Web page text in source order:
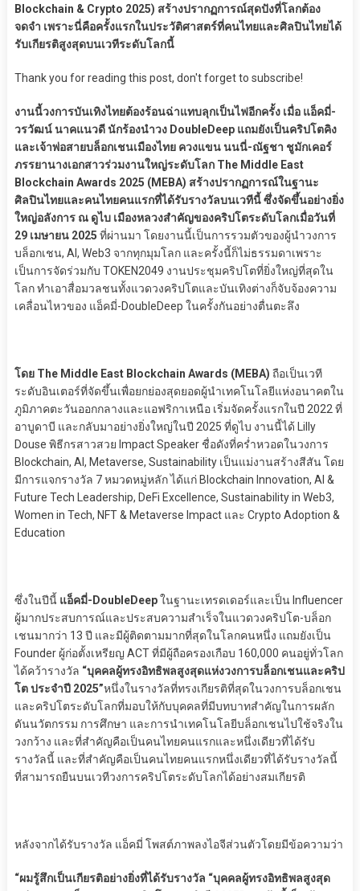
Blockchain & Crypto 2025) สร้างปรากฏการณ์สุดปังที่โลกต้อง
จดจำ เพราะนี่คือครั้งแรกในประวัติศาสตร์ที่คนไทยและศิลปินไทยได้
รับเกียรติสูงสุดบนเวทีระดับโลกนี้
Thank you for reading this post, don't forget to subscribe!
งานนี้วงการบันเทิงไทยต้องร้อนฉ่าแทบลุกเป็นไฟอีกครั้ง เมื่อ แอ็คมี่-
วรวัฒน์ นาคแนวดี นักร้องนำวง DoubleDeep แถมยังเป็นคริปโตคิง
และเจ้าพ่อสายบล็อกเชนเมืองไทย ควงแขน นนนี่-ณัฐชา ชูมักเคอร์
ภรรยานางเอกสาวร่วมงานใหญ่ระดับโลก The Middle East
Blockchain Awards 2025 (MEBA) สร้างปรากฏการณ์ในฐานะ
ศิลปินไทยและคนไทยคนแรกที่ได้รับรางวัลบนเวทีนี้ ซึ่งจัดขึ้นอย่างยิ่ง
ใหญ่อลังการ ณ ดูไบ เมืองหลวงสำคัญของคริปโตระดับโลกเมื่อวันที่
29 เมษายน 2025 ที่ผ่านมา โดยงานนี้เป็นการรวมตัวของผู้นำวงการ
บล็อกเชน, AI, Web3 จากทุกมุมโลก และครั้งนี้ก็ไม่ธรรมดาเพราะ
เป็นการจัดร่วมกับ TOKEN2049 งานประชุมคริปโตที่ยิ่งใหญ่ที่สุดใน
โลก ทำเอาสื่อมวลชนทั้งแวดวงคริปโตและบันเทิงต่างก็จับจ้องความ
เคลื่อนไหวของ แอ็คมี่-DoubleDeep ในครั้งกันอย่างตื่นตะลึง
โดย The Middle East Blockchain Awards (MEBA) ถือเป็นเวที
ระดับอินเตอร์ที่จัดขึ้นเพื่อยกย่องสุดยอดผู้นำเทคโนโลยีแห่งอนาคตใน
ภูมิภาคตะวันออกกลางและแอฟริกาเหนือ เริ่มจัดครั้งแรกในปี 2022 ที่
อาบูดาบี และกลับมาอย่างยิ่งใหญ่ในปี 2025 ที่ดูไบ งานนี้ได้ Lilly
Douse พิธีกรสาวสวย Impact Speaker ชื่อดังที่คร่ำหวอดในวงการ
Blockchain, AI, Metaverse, Sustainability เป็นแม่งานสร้างสีสัน โดย
มีการแจกรางวัล 7 หมวดหมู่หลัก ได้แก่ Blockchain Innovation, AI &
Future Tech Leadership, DeFi Excellence, Sustainability in Web3,
Women in Tech, NFT & Metaverse Impact และ Crypto Adoption &
Education
ซึ่งในปีนี้แอ็คมี่-DoubleDeepในฐานะเทรดเดอร์และเป็น Influencer
ผู้มากประสบการณ์และประสบความสำเร็จในแวดวงคริปโต-บล็อก
เชนมากว่า 13 ปี และมีผู้ติดตามมากที่สุดในโลกคนหนึ่ง แถมยังเป็น
Founder ผู้ก่อตั้งเหรียญ ACT ที่มีผู้ถือครองเกือบ 160,000 คนอยู่ทั่วโลก
ได้คว้ารางวัล “บุคคลผู้ทรงอิทธิพลสูงสุดแห่งวงการบล็อกเชนและคริป
โต ประจำปี 2025”หนึ่งในรางวัลที่ทรงเกียรติที่สุดในวงการบล็อกเชน
และคริปโตระดับโลกที่มอบให้กับบุคคลที่มีบทบาทสำคัญในการผลัก
ดันนวัตกรรม การศึกษา และการนำเทคโนโลยีบล็อกเชนไปใช้จริงใน
วงกว้าง และที่สำคัญคือเป็นคนไทยคนแรกและหนึ่งเดียวที่ได้รับ
รางวัลนี้ และที่สำคัญคือเป็นคนไทยคนแรกหนึ่งเดียวที่ได้รับรางวัลนี้
ที่สามารถยืนบนเวทีวงการคริปโตระดับโลกได้อย่างสมเกียรติ
หลังจากได้รับรางวัล แอ็คมี่ โพสต์ภาพลงไอจีส่วนตัวโดยมีข้อความว่า
“ผมรู้สึกเป็นเกียรติอย่างยิ่งที่ได้รับรางวัล “บุคคลผู้ทรงอิทธิพลสูงสุด